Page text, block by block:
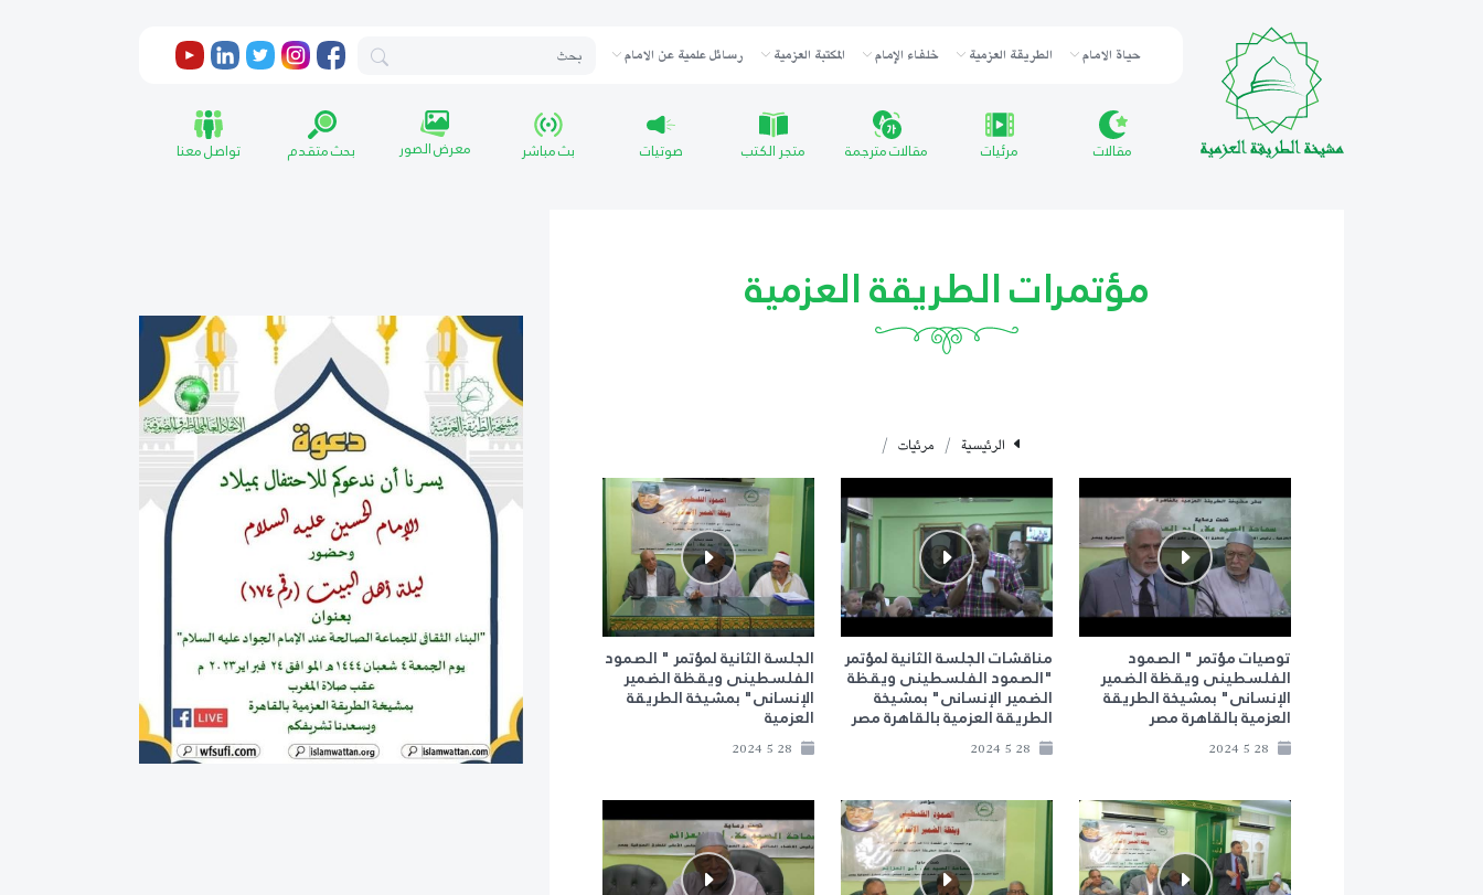
حياة الامام الطريقة العزمية خلفاء الإمام المكتبة العزمية رسائل علمية عن الامام
مقالات مرئيات مقالات مترجمة متجر الكتب صوتيات بث مباشر معرض الصور بحث متقدم تواصل معنا
مؤتمرات الطريقة العزمية
الرئيسية مرئيات
توصيات مؤتمر " الصمود
الفلسطينى ويقظة الضمير
الإنسانى" بمشيخة الطريقة
العزمية بالقاهرة مصر
مناقشات الجلسة الثانية لمؤتمر
"الصمود الفلسطينى ويقظة
الضمير الإنسانى" بمشيخة
الطريقة العزمية بالقاهرة مصر
الجلسة الثانية لمؤتمر " الصمود
الفلسطينى ويقظة الضمير
الإنسانى" بمشيخة الطريقة
العزمية